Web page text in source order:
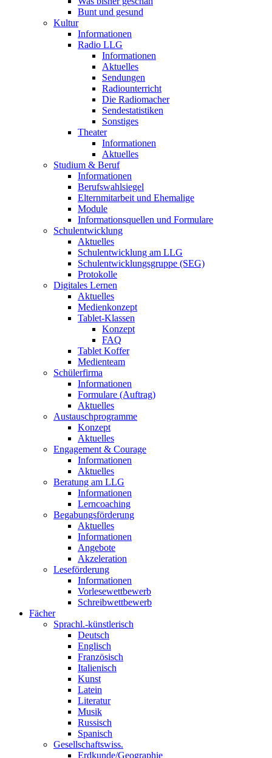
Bunt und gesund
Kultur
Informationen
Radio LLG
Informationen
Aktuelles
Sendungen
Radiounterricht
Die Radiomacher
Sendestatistiken
Sonstiges
Theater
Informationen
Aktuelles
Studium & Beruf
Informationen
Berufswahlsiegel
Elternmitarbeit und Ehemalige
Module
Informationsquellen und Formulare
Schulentwicklung
Aktuelles
Schulentwicklung am LLG
Schulentwicklungsgruppe (SEG)
Protokolle
Digitales Lernen
Aktuelles
Medienkonzept
Tablet-Klassen
Konzept
FAQ
Tablet Koffer
Medienteam
Schülerfirma
Informationen
Formulare (Auftrag)
Aktuelles
Austauschprogramme
Konzept
Aktuelles
Engagement & Courage
Informationen
Aktuelles
Beratung am LLG
Informationen
Lerncoaching
Begabungsförderung
Aktuelles
Informationen
Angebote
Akzeleration
Leseförderung
Informationen
Vorlesewettbewerb
Schreibwettbewerb
Fächer
Sprachl.-künstlerisch
Deutsch
Englisch
Französisch
Italienisch
Kunst
Latein
Literatur
Musik
Russisch
Spanisch
Gesellschaftswiss.
Erdkunde/Geographie